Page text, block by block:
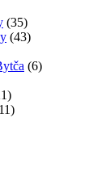
(35)
(43)
(6)